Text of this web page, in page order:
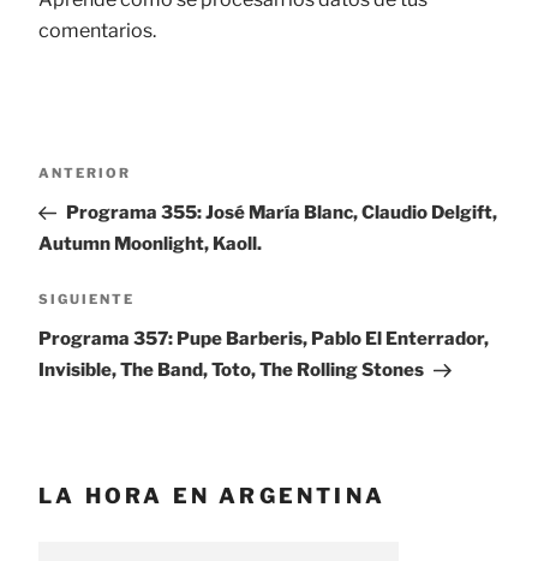
comentarios.
Navegación
entradas
Entrada
anterior:
ANTERIOR
Programa 355: José María Blanc, Claudio Delgift,
Autumn Moonlight, Kaoll.
Siguiente
entrada
SIGUIENTE
Programa 357: Pupe Barberis, Pablo El Enterrador,
Invisible, The Band, Toto, The Rolling Stones
LA HORA EN ARGENTINA